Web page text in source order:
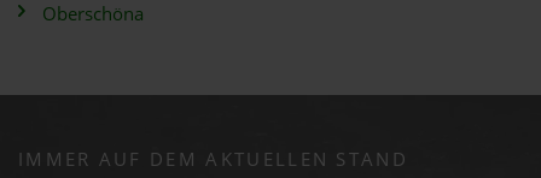
Oberschöna
IMMER AUF DEM AKTUELLEN STAND